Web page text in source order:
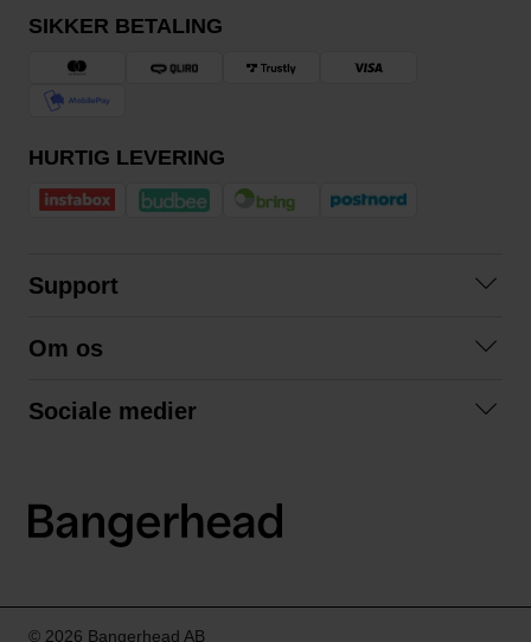
SIKKER BETALING
HURTIG LEVERING
Support
Betingelser
Om os
Sociale medier
LinkedIn
© 2026 Bangerhead AB